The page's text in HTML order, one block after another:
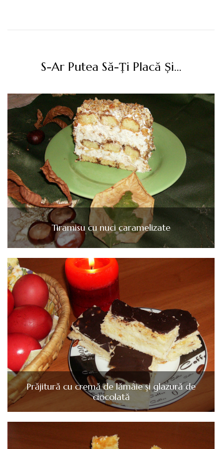
S-Ar Putea Să-Ți Placă Și...
Tiramisu cu nuci caramelizate
Prăjitură cu cremă de lămâie şi glazură de
ciocolată